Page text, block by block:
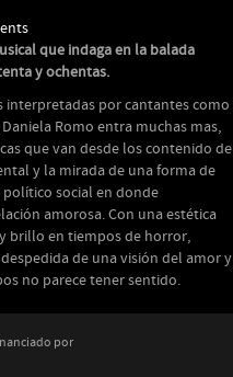
que indaga en la balada
y ochentas.
interpretadas por cantantes como
Romo entra muchas mas,
que van desde los contenido de
y la mirada de una forma de
social en donde
amorosa. Con una estética
brillo en tiempos de horror,
de una visión del amor y
no parece tener sentido.
por